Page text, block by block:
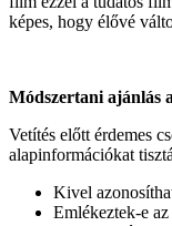
képes, hogy élővé
Módszertani ajánlás
Vetítés előtt érdemes
alapinformációkat
Kivel
Emlékeztek-e